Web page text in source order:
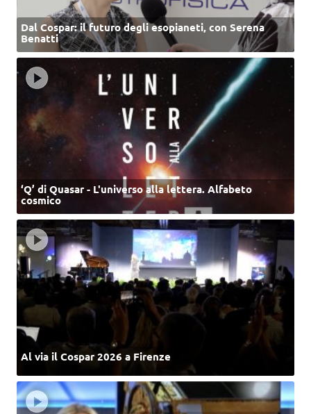
Dal Cospar: il futuro degli esopianeti, con Serena
Benatti
‘Q’ di Quasar - L'universo alla lettera. Alfabeto
cosmico
Al via il Cospar 2026 a Firenze